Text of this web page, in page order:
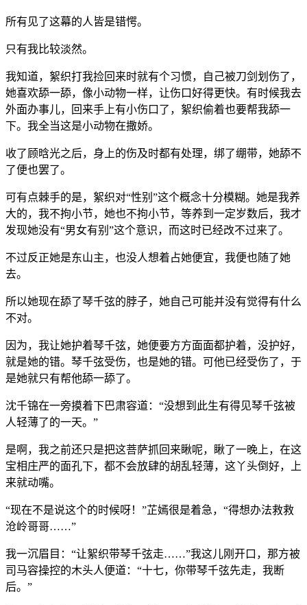
所有见了这幕的人皆是错愕。
只有我比较淡然。
我知道，絮织打我捡回来时就有个习惯，自己被刀剑划伤了，
她喜欢舔一舔，像小动物一样，让伤口好得更快。有时候我去
外面办事儿，回来手上有小伤口了，絮织偷着也要帮我舔一
下。我全当这是小动物在撒娇。
收了顾晗光之后，身上的伤及时都有处理，绑了绷带，她舔不
了便也罢了。
可有点棘手的是，絮织对“性别”这个概念十分模糊。她是我养
大的，我不拘小节，她也不拘小节，等养到一定岁数后，我才
发现她没有“男女有别”这个意识，而这时已经改不过来了。
不过反正她是东山主，也没人想着占她便宜，我便也随了她
去。
所以她现在舔了琴千弦的脖子，她自己可能并没有觉得有什么
不对。
因为，我让她护着琴千弦，她便要方方面面都护着，没护好，
就是她的错。琴千弦受伤，也是她的错。可他已经受伤了，于
是她就只有帮他舔一舔了。
沈千锦在一旁摸着下巴肃容道：“没想到此生有得见琴千弦被
人轻薄了的一天。”
是啊，我之前还只是把这菩萨抓回来瞅呢，瞅了一晚上，在这
宝相庄严的面孔下，都不会放肆的胡乱轻薄，这丫头倒好，上
来就动嘴。
“现在不是说这个的时候呀！”芷嫣很是着急，“得想办法救救
沧岭哥哥……”
我一沉眉目：“让絮织带琴千弦走……”我这儿刚开口，那方被
司马容操控的木头人便道：“十七，你带琴千弦先走，我断
后。”